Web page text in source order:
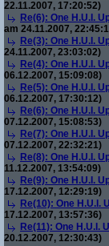
22.11.2007, 17:20:52)
Re(6): One H.U.I.
am 24.11.2007,
Re(3): One H.U.I.
24.11.2007, 23:03:02)
Re(4): One H.U.I.
06.12.2007, 15:09:08)
Re(5): One H.U.I.
06.12.2007, 17:30:12)
Re(6): One H.U.I.
07.12.2007, 15:08:53)
Re(7): One H.U.I.
07.12.2007, 22:32:21)
Re(8): One H.U.I.
11.12.2007, 13:54:09)
Re(9): One H.U.I.
17.12.2007, 12:29:19)
Re(10): One
17.12.2007, 13:57:36)
Re(11): One
20.12.2007, 12:30:43)